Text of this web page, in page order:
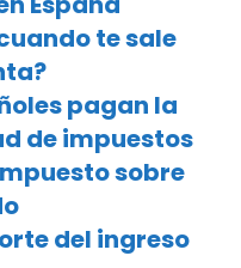
te sale
pagan la
de impuestos
sobre
del ingreso